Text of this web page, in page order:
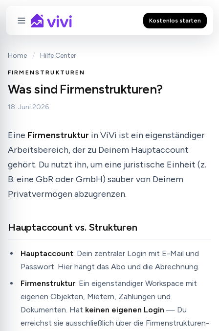
Kostenlos starten
Home / Hilfe Center
FIRMENSTRUKTUREN
Was sind Firmenstrukturen?
18. Juni 2026
Eine Firmenstruktur in ViVi ist ein eigenständiger
Arbeitsbereich, der zu Deinem Hauptaccount
gehört. Du nutzt ihn, um eine juristische Einheit (z.
B. eine GbR oder GmbH) sauber von Deinem
Privatvermögen abzugrenzen.
Hauptaccount vs. Strukturen
Hauptaccount: Dein zentraler Login mit E-Mail und
Passwort. Hier hängt das Abo und die Abrechnung.
Firmenstruktur: Ein eigenständiger Workspace mit
eigenen Objekten, Mietern, Zahlungen und
Dokumenten. Hat keinen eigenen Login — Du
erreichst sie ausschließlich über die Firmenstrukturen-